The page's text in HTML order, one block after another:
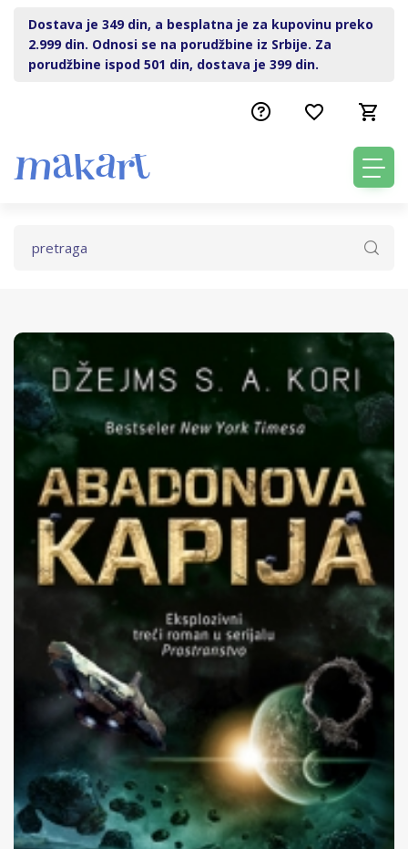
Dostava je 349 din, a besplatna je za kupovinu preko
2.999 din. Odnosi se na porudžbine iz Srbije. Za
porudžbine ispod 501 din, dostava je 399 din.